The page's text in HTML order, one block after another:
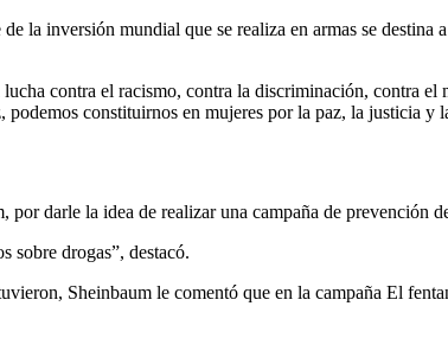
la inversión mundial que se realiza en armas se destina
contra el racismo, contra la discriminación, contra el
constituirnos en mujeres por la paz, la justicia y
darle la idea de realizar una campaña de prevención
sobre drogas”, destacó.
Sheinbaum le comentó que en la campaña El